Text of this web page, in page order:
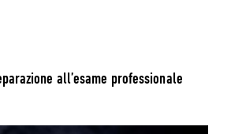
all’esame professionale